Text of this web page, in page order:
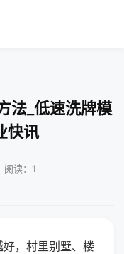
法_低速洗牌模
快讯
读：1
，村里别墅、楼